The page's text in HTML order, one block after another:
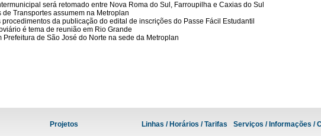
será retomado entre Nova Roma do Sul, Farroupilha e Caxias do Sul
de Transportes assumem na Metroplan
da publicação do edital de inscrições do Passe Fácil Estudantil
é tema de reunião em Rio Grande
Prefeitura de São José do Norte na sede da Metroplan
Projetos Linhas / Horários / Tarifas Serviços / Informações /